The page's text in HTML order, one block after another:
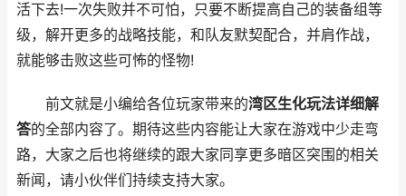
活下去!一次失败并不可怕，只要不断提高自己的装备组等
级，解开更多的战略技能，和队友默契配合，并肩作战，
就能够击败这些可怖的怪物!
前文就是小编给各位玩家带来的湾区生化玩法详细解
答的全部内容了。期待这些内容能让大家在游戏中少走弯
路，大家之后也将继续的跟大家同享更多暗区突围的相关
新闻，请小伙伴们持续支持大家。